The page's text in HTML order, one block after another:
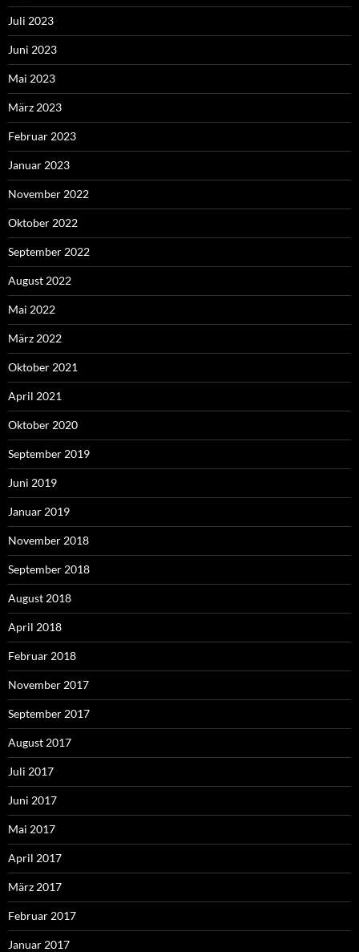
Juli 2023
Juni 2023
Mai 2023
März 2023
Februar 2023
Januar 2023
November 2022
Oktober 2022
September 2022
August 2022
Mai 2022
März 2022
Oktober 2021
April 2021
Oktober 2020
September 2019
Juni 2019
Januar 2019
November 2018
September 2018
August 2018
April 2018
Februar 2018
November 2017
September 2017
August 2017
Juli 2017
Juni 2017
Mai 2017
April 2017
März 2017
Februar 2017
Januar 2017